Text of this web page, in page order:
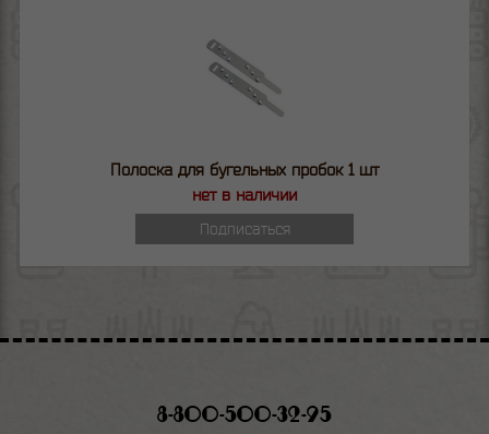
Полоска для бугельных пробок 1 шт
нет в наличии
Подписаться
8-800-500-32-95